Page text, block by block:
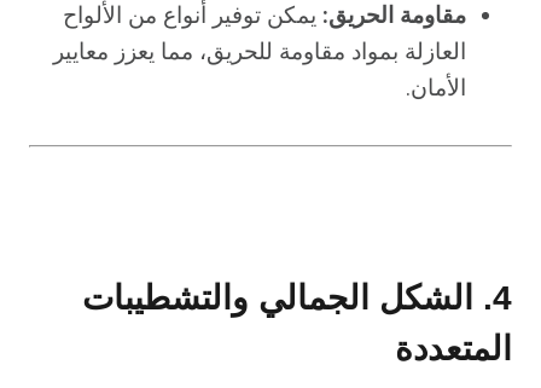
مقاومة الحريق: يمكن توفير أنواع من الألواح
العازلة بمواد مقاومة للحريق، مما يعزز معايير
الأمان.
4. الشكل الجمالي والتشطيبات
المتعددة